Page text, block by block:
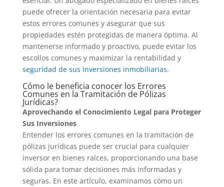
puede ofrecer la orientación necesaria para evitar
estos errores comunes y asegurar que sus
propiedades estén protegidas de manera óptima. Al
mantenerse informado y proactivo, puede evitar los
escollos comunes y maximizar la rentabilidad y
seguridad de sus inversiones inmobiliarias.
Cómo le beneficia conocer los Errores
Comunes en la Tramitación de Pólizas
Jurídicas?
Aprovechando el Conocimiento Legal para Proteger
Sus Inversiones
Entender los errores comunes en la tramitación de
pólizas jurídicas puede ser crucial para cualquier
inversor en bienes raíces, proporcionando una base
sólida para tomar decisiones más informadas y
seguras. En este artículo, examinamos cómo un